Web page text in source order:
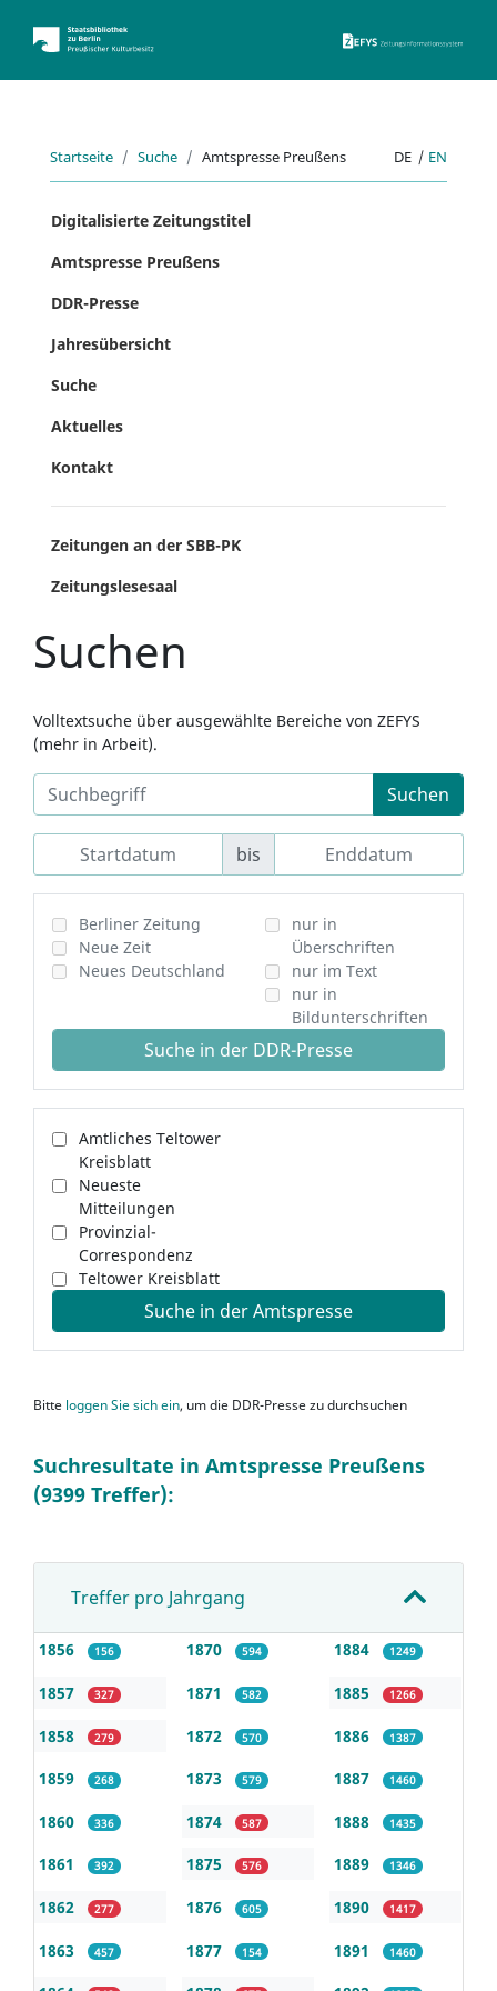
Startseite Suche Amtspresse Preußens DE | EN
Digitalisierte Zeitungstitel
Amtspresse Preußens
DDR-Presse
Jahresübersicht
Suche
Aktuelles
Kontakt
Zeitungen an der SBB-PK
Zeitungslesesaal
Suchen
Volltextsuche über ausgewählte Bereiche von ZEFYS
(mehr in Arbeit).
Suchen
bis
Berliner Zeitung
Neue Zeit
Neues Deutschland
nur in
Überschriften
nur im Text
nur in
Bildunterschriften
Suche in der DDR-Presse
Amtliches Teltower
Kreisblatt
Neueste
Mitteilungen
Provinzial-
Correspondenz
Teltower Kreisblatt
Suche in der Amtspresse
Bitte loggen Sie sich ein, um die DDR-Presse zu durchsuchen
Suchresultate in Amtspresse Preußens
(9399 Treffer):
Treffer pro Jahrgang
1856 156
1857 327
1858 279
1859 268
1860 336
1861 392
1862 277
1863 457
1870 594
1871 582
1872 570
1873 579
1874 587
1875 576
1876 605
1877 154
1884 1249
1885 1266
1886 1387
1887 1460
1888 1435
1889 1346
1890 1417
1891 1460